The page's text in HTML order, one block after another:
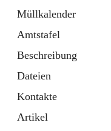
Müllkalender
Amtstafel
Beschreibung
Dateien
Kontakte
Artikel